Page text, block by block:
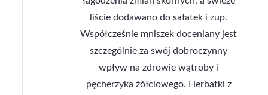
liście dodawano do sałatek i zup.
Współcześnie mniszek doceniany jest
szczególnie za swój dobroczynny
wpływ na zdrowie wątroby i
pęcherzyka żółciowego. Herbatki z